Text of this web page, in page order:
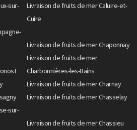
sur-
Livraison de fruits de mer Caluire-et-
Cuire
Livraison de fruits de mer Chaponnay
Livraison de fruits de mer
Charbonnières-les-Bains
Livraison de fruits de mer Charnay
Livraison de fruits de mer Chasselay
sur-
Livraison de fruits de mer Chassieu